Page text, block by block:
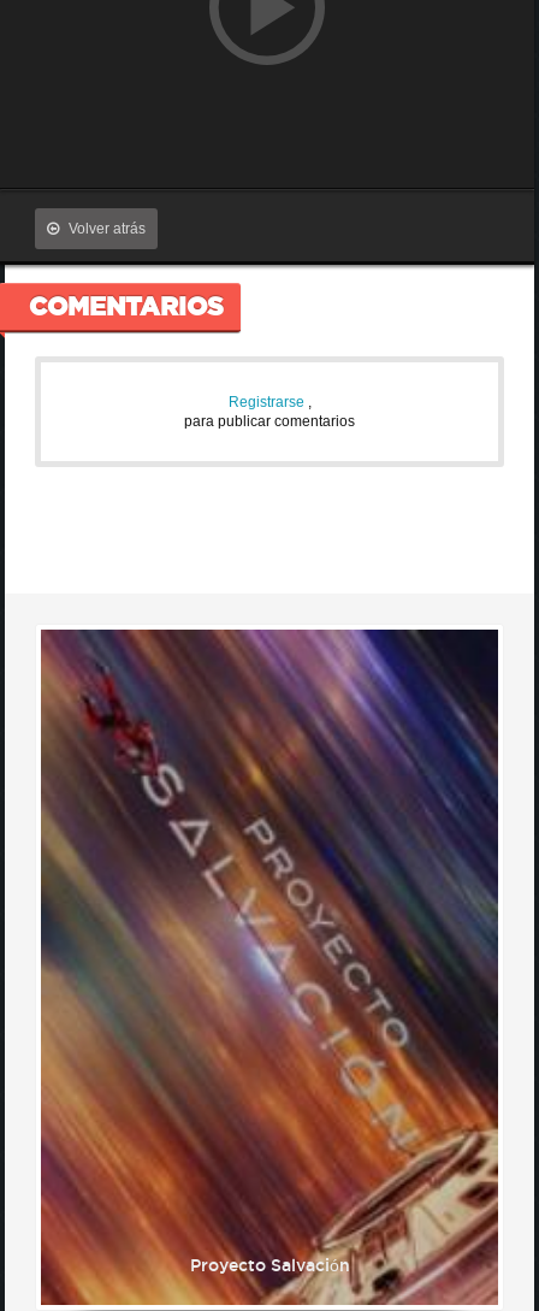
Volver atrás
COMENTARIOS
Registrarse ,
para publicar comentarios
Proyecto Salvación